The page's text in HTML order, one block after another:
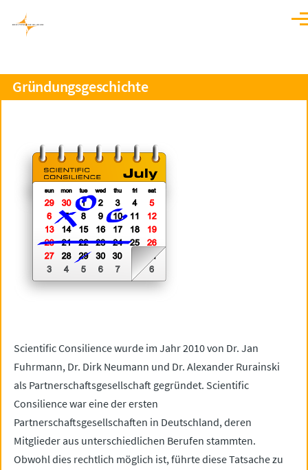
Gründungsgeschichte
Scientific Consilience wurde im Jahr 2010 von Dr. Jan
Fuhrmann, Dr. Dirk Neumann und Dr. Alexander Rurainski
als Partnerschaftsgesellschaft gegründet. Scientific
Consilience war eine der ersten
Partnerschaftsgesellschaften in Deutschland, deren
Mitglieder aus unterschiedlichen Berufen stammten.
Obwohl dies rechtlich möglich ist, führte diese Tatsache zu